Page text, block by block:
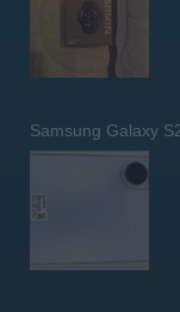
Samsung Galaxy